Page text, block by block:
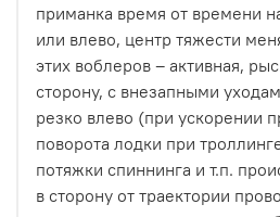
приманка время от времени
или влево, центр тяжести
этих воблеров – активная,
сторону, с внезапными
резко влево (при ускорении
поворота лодки при
потяжки спиннинга и т.п.
в сторону от траектории